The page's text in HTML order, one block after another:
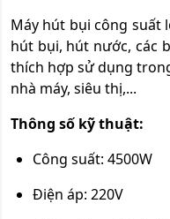
Máy hút bụi công suất
hút bụi, hút nước, các
thích hợp sử dụng
nhà máy, siêu thị,...
Thông số kỹ thuật:
Công suất: 4500W
Điện áp: 220V